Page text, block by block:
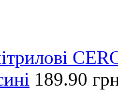
189.90